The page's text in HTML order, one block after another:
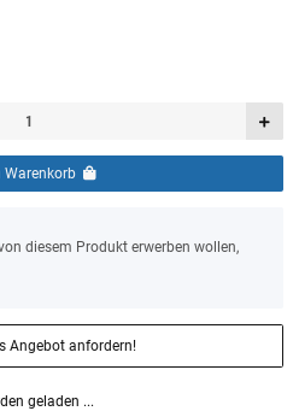
Warenkorb
diesem Produkt erwerben wollen,
Angebot anfordern!
geladen ...